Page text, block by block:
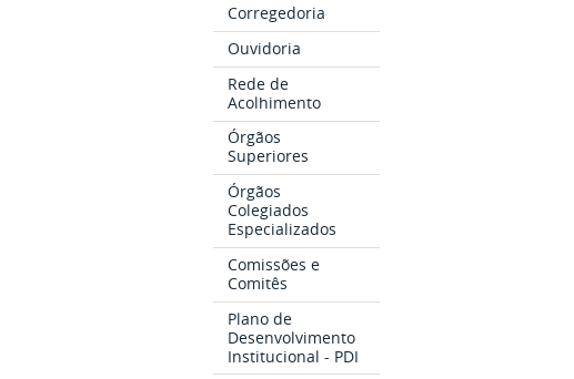
Corregedoria
Ouvidoria
Rede de
Acolhimento
Órgãos
Superiores
Órgãos
Colegiados
Especializados
Comissões e
Comitês
Plano de
Desenvolvimento
Institucional - PDI